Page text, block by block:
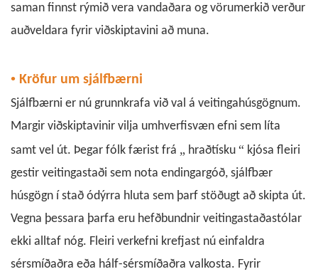
saman finnst rýmið vera vandaðara og vörumerkið verður
auðveldara fyrir viðskiptavini að muna.
• Kröfur um sjálfbærni
Sjálfbærni er nú grunnkrafa við val á veitingahúsgögnum.
Margir viðskiptavinir vilja umhverfisvæn efni sem líta
samt vel út. Þegar fólk færist frá „ hraðtísku “ kjósa fleiri
gestir veitingastaði sem nota endingargóð, sjálfbær
húsgögn í stað ódýrra hluta sem þarf stöðugt að skipta út.
Vegna þessara þarfa eru hefðbundnir veitingastaðastólar
ekki alltaf nóg. Fleiri verkefni krefjast nú einfaldra
sérsmíðaðra eða hálf-sérsmíðaðra valkosta. Fyrir